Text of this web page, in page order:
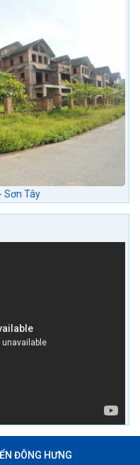
Sơn Tây
ĐÔNG HƯNG